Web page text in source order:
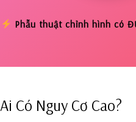
Phẫu thuật chỉnh hình có
Ai Có Nguy Cơ Cao?